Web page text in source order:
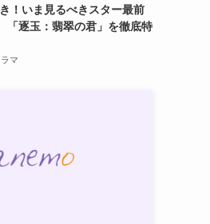
！いま見るべきスター最前
逐玉：翡翠の君」を徹底特
マ